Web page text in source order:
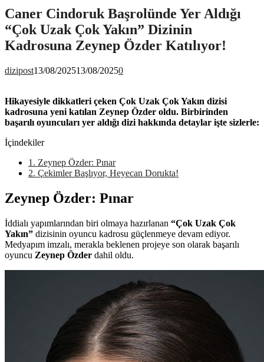
Caner Cindoruk Başrolünde Yer Aldığı
“Çok Uzak Çok Yakın” Dizinin
Kadrosuna Zeynep Özder Katılıyor!
dizipost13/08/202513/08/20250
Hikayesiyle dikkatleri çeken Çok Uzak Çok Yakın dizisi
kadrosuna yeni katılan Zeynep Özder oldu. Birbirinden
başarılı oyuncuları yer aldığı dizi hakkında detaylar işte sizlerle:
İçindekiler
1. Zeynep Özder: Pınar
2. Çekimler Başlıyor, Heyecan Dorukta!
Zeynep Özder: Pınar
İddialı yapımlarından biri olmaya hazırlanan “Çok Uzak Çok
Yakın” dizisinin oyuncu kadrosu güçlenmeye devam ediyor.
Medyapım imzalı, merakla beklenen projeye son olarak başarılı
oyuncu Zeynep Özder dahil oldu.